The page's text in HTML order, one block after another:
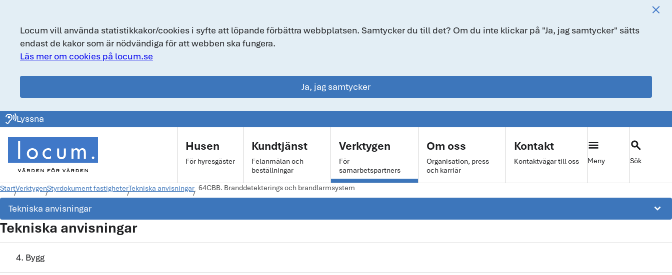
Locum vill använda statistikkakor/cookies i syfte att löpande förbättra webbplatsen. Samtycker du till det? Om du inte klickar på "Ja, jag samtycker" sätts
endast de kakor som är nödvändiga för att webben ska fungera.
Läs mer om cookies på locum.se
Ja, jag samtycker
locum.se
ear_soundLyssna
Husen
För hyresgäster
Kundtjänst
Felanmälan och
beställningar
Verktygen
För
samarbetspartners
Om oss
Organisation, press
och karriär
Kontakt
Kontaktvägar till oss
menu
Meny
search
Sök
StartVerktygenStyrdokument fastigheterTekniska anvisningar 64CBB. Branddetekterings och brandlarmsystem
Tekniska anvisningar keyboard_arrow_down
Tekniska anvisningar
4. Bygg